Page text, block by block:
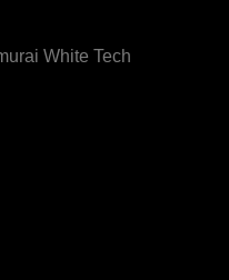
White Tech